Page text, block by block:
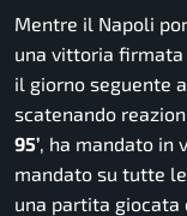
Mentre il Napoli
una vittoria firmata
il giorno seguente
scatenando
95’ , ha mandato
mandato su tutte
una partita giocata